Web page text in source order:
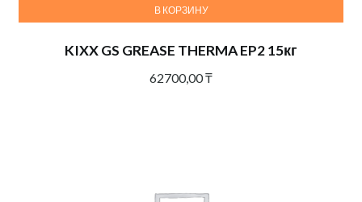
KIXX GS GREASE THERMA EP2 15кг
62700,00₸
В КОРЗИНУ